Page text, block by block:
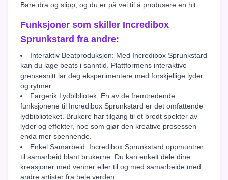
Bare dra og slipp, og du er på vei til å produsere en hit.
Funksjoner som skiller Incredibox
Sprunkstard fra andre:
Interaktiv Beatproduksjon: Med Incredibox Sprunkstard
kan du lage beats i sanntid. Plattformens interaktive
grensesnitt lar deg eksperimentere med forskjellige lyder
og rytmer.
Fargerik Lydbibliotek: En av de fremtredende
funksjonene til Incredibox Sprunkstard er det omfattende
lydbiblioteket. Brukere har tilgang til et bredt spekter av
lyder og effekter, noe som gjør den kreative prosessen
enda mer spennende.
Enkel Samarbeid: Incredibox Sprunkstard oppmuntrer
til samarbeid blant brukerne. Du kan enkelt dele dine
kreasjoner med venner eller til og med samarbeide med
andre artister fra hele verden.